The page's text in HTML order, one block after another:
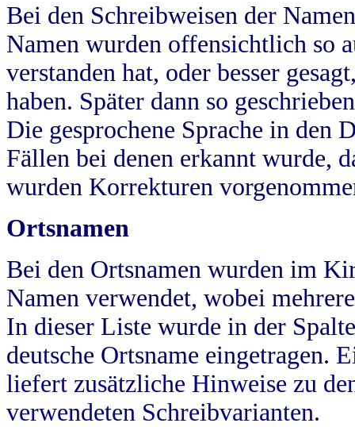
Bei den Schreibweisen der
Namen wurden offensichtlich so
verstanden hat, oder besser
haben. Später dann so
Die gesprochene Sprache in
Fällen bei denen erkannt wurde,
wurden Korrekturen
Ortsnamen
Bei den Ortsnamen wurden im
Namen verwendet, wobei
In dieser Liste wurde in der
deutsche Ortsname eingetragen.
liefert zusätzliche Hinweise zu
verwendeten Schreibvarianten.